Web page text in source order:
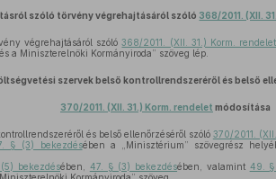
szóló törvény végrehajtásáról szóló 368/2011. (XII.
végrehajtásáról szóló368/2011. (XII. 31.) Korm.
a Miniszterelnöki Kormányiroda” szöveg lép.
szervek belső kontrollrendszeréről és belső
370/2011. (XII. 31.) Korm. rendelet módosítása
és belső ellenőrzéséről szóló 370/2011.
§ (3) bekezdésében a „Minisztérium” szövegrész
bekezdésében, 47. § (3) bekezdésében, valamint 49. §